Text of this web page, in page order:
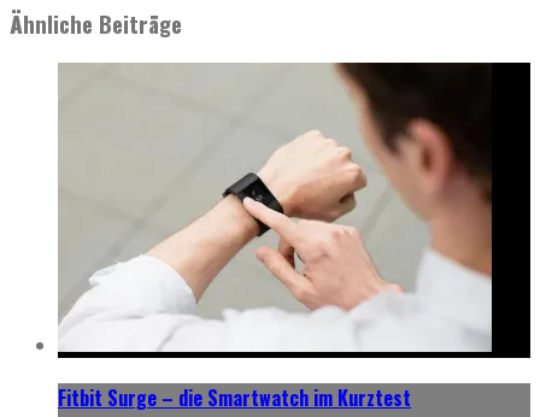
Ähnliche Beiträge
Fitbit Surge – die Smartwatch im Kurztest